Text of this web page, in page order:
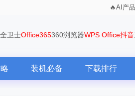
AI产
卫士Office365360浏览器WPS Office抖音
装机必备 下载排行